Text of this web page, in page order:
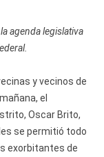
agenda legislativa
y vecinos de
el
Oscar Brito,
se permitió todo
exorbitantes de